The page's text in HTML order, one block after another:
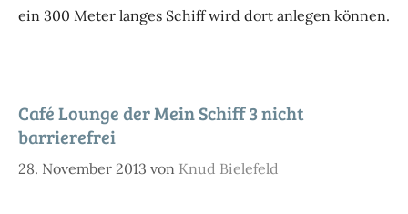
ein 300 Meter langes Schiff wird dort anlegen können.
Café Lounge der Mein Schiff 3 nicht
barrierefrei
28. November 2013 von Knud Bielefeld